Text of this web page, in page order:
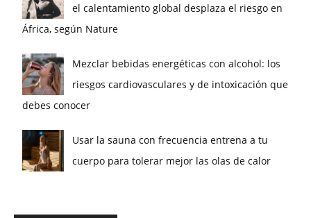
el calentamiento global desplaza el riesgo en
África, según Nature
Mezclar bebidas energéticas con alcohol: los
riesgos cardiovasculares y de intoxicación que
debes conocer
Usar la sauna con frecuencia entrena a tu
cuerpo para tolerar mejor las olas de calor